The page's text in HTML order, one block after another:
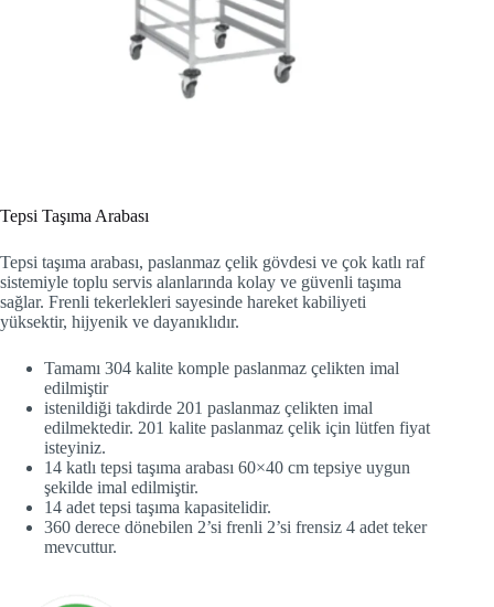
Tepsi Taşıma Arabası
Tepsi taşıma arabası, paslanmaz çelik gövdesi ve çok katlı raf
sistemiyle toplu servis alanlarında kolay ve güvenli taşıma
sağlar. Frenli tekerlekleri sayesinde hareket kabiliyeti
yüksektir, hijyenik ve dayanıklıdır.
Tamamı 304 kalite komple paslanmaz çelikten imal
edilmiştir
istenildiği takdirde 201 paslanmaz çelikten imal
edilmektedir. 201 kalite paslanmaz çelik için lütfen fiyat
isteyiniz.
14 katlı tepsi taşıma arabası 60×40 cm tepsiye uygun
şekilde imal edilmiştir.
14 adet tepsi taşıma kapasitelidir.
360 derece dönebilen 2’si frenli 2’si frensiz 4 adet teker
mevcuttur.